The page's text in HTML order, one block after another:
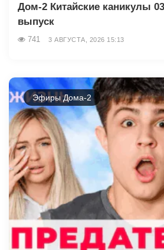
Дом-2 Китайские каникулы
выпуск
741 3 АВГУСТА, 2026 15:13
Эфиры Дома-2